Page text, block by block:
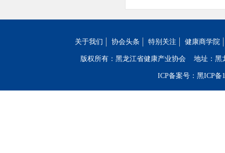
关于我们 协会头条 特别关注 健康商学院
版权所有：黑龙江省健康产业协会 地址：黑
ICP备案号：黑ICP备